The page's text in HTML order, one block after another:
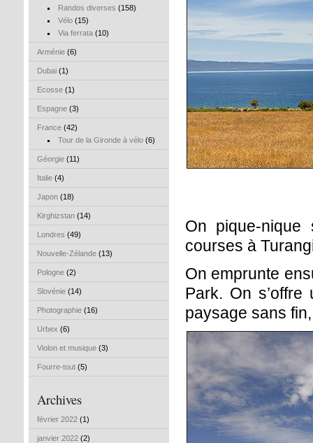
Randos diverses (158)
Vélo(15)
Via ferrata(10)
Arménie (6)
Dubai (1)
Ecosse (1)
Espagne (3)
France (42)
Tour de la Gironde à vélo(6)
Géorgie (11)
Italie (4)
Japon (18)
Kirghizstan (14)
Londres (49)
Nouvelle-Zélande (13)
Pologne (2)
Slovénie (14)
Photographie (16)
Urbex (6)
Violon et musique (3)
Fourre-tout (5)
Archives
février 2022 (1)
janvier 2022 (2)
On pique-
courses à
On emprunte
Park. On
paysage sans